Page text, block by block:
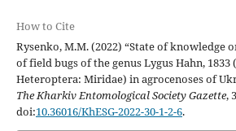
How to Cite
Rysenko, M.M. (2022) “State of knowledge
of field bugs of the genus Lygus Hahn, 1833
Heteroptera: Miridae) in agrocenoses of
The Kharkiv Entomological Society Gazette,
doi:10.36016/KhESG-2022-30-1-2-6.